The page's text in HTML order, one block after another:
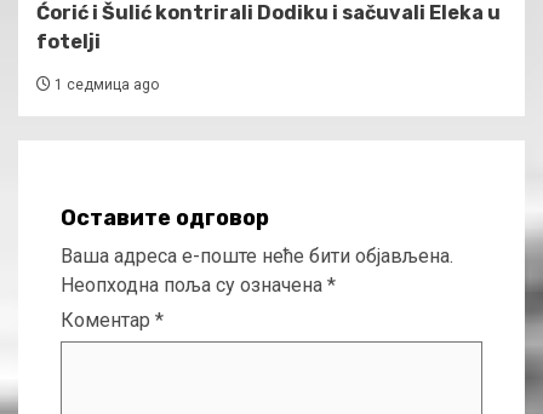
Ćorić i Šulić kontrirali Dodiku i sačuvali Eleka u
fotelji
1 седмица ago
Оставите одговор
Ваша адреса е-поште неће бити објављена.
Неопходна поља су означена *
Коментар *